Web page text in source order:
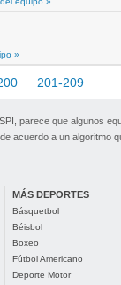
»
201-209
parece que algunos
acuerdo a un algoritmo
MÁS DEPORTES
Básquetbol
Béisbol
Boxeo
Fútbol Americano
Deporte Motor